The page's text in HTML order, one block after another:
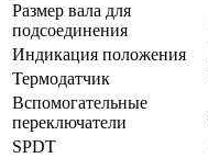
Размер вала для
подсоединения
Индикация положения
Термодатчик
Вспомогательные
переключатели
SPDT